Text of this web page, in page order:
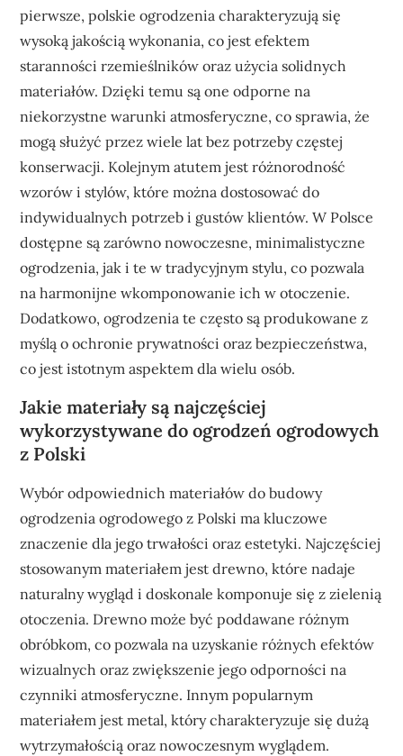
pierwsze, polskie ogrodzenia charakteryzują się
wysoką jakością wykonania, co jest efektem
staranności rzemieślników oraz użycia solidnych
materiałów. Dzięki temu są one odporne na
niekorzystne warunki atmosferyczne, co sprawia, że
mogą służyć przez wiele lat bez potrzeby częstej
konserwacji. Kolejnym atutem jest różnorodność
wzorów i stylów, które można dostosować do
indywidualnych potrzeb i gustów klientów. W Polsce
dostępne są zarówno nowoczesne, minimalistyczne
ogrodzenia, jak i te w tradycyjnym stylu, co pozwala
na harmonijne wkomponowanie ich w otoczenie.
Dodatkowo, ogrodzenia te często są produkowane z
myślą o ochronie prywatności oraz bezpieczeństwa,
co jest istotnym aspektem dla wielu osób.
Jakie materiały są najczęściej
wykorzystywane do ogrodzeń ogrodowych
z Polski
Wybór odpowiednich materiałów do budowy
ogrodzenia ogrodowego z Polski ma kluczowe
znaczenie dla jego trwałości oraz estetyki. Najczęściej
stosowanym materiałem jest drewno, które nadaje
naturalny wygląd i doskonale komponuje się z zielenią
otoczenia. Drewno może być poddawane różnym
obróbkom, co pozwala na uzyskanie różnych efektów
wizualnych oraz zwiększenie jego odporności na
czynniki atmosferyczne. Innym popularnym
materiałem jest metal, który charakteryzuje się dużą
wytrzymałością oraz nowoczesnym wyglądem.